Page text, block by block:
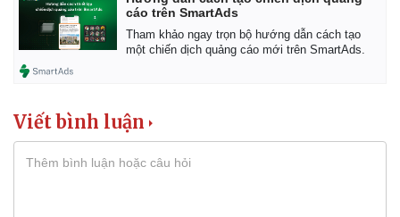
cáo trên SmartAds
Tham khảo ngay trọn bộ hướng dẫn cách tạo
một chiến dịch quảng cáo mới trên SmartAds.
Viết bình luận